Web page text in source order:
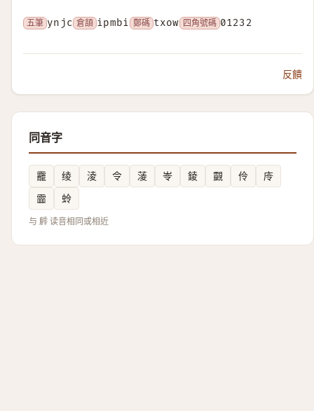
五筆 ynjc 倉頡 ipmbi 鄭碼 txow 四角號碼 01232
反饋
同音字
龗 绫 淩 令 蓤 岺 錂 䚖 伶
㡵
霝
蛉
与 䴫 读音相同或相近